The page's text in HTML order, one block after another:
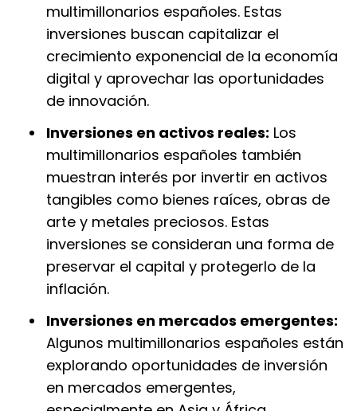
multimillonarios españoles. Estas
inversiones buscan capitalizar el
crecimiento exponencial de la economía
digital y aprovechar las oportunidades
de innovación.
Inversiones en activos reales: Los
multimillonarios españoles también
muestran interés por invertir en activos
tangibles como bienes raíces, obras de
arte y metales preciosos. Estas
inversiones se consideran una forma de
preservar el capital y protegerlo de la
inflación.
Inversiones en mercados emergentes:
Algunos multimillonarios españoles están
explorando oportunidades de inversión
en mercados emergentes,